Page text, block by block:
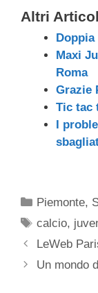
Altri
Maxi
Roma
Grazie
Tic tac
I
Categorie
Piemonte,
Tag
calcio,
LeWeb
Un mondo